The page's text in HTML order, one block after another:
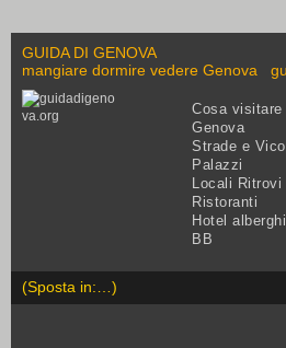
GUIDA DI GENOVA
mangiare dormire vedere Genova
Cosa
Genova
Strade e
Palazzi
Locali
Ristoranti
Hotel
BB